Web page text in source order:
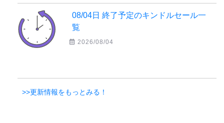
08/04日 終了予定のキンドルセール一
覧
2026/08/04
>>更新情報をもっとみる！